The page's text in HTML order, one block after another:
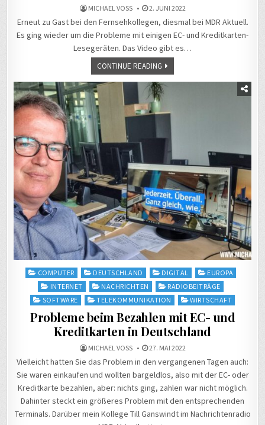
MICHAEL VOSS 2. JUNI 2022
Erneut zu Gast bei den Fernsehkollegen, diesmal bei MDR Aktuell.
Es ging wieder um die Probleme mit einigen EC- und Kreditkarten-
Lesegeräten. Das Video gibt es…
CONTINUE READING
PostedCOMPUTER DEUTSCHLAND DIGITAL
EUROPA
INTERNET
NACHRICHTEN
RADIOBEITRÄGE
SOFTWARE
TELEKOMMUNIKATION WIRTSCHAFT
Probleme beim Bezahlen mit EC- und
Kreditkarten in Deutschland
MICHAEL VOSS 27. MAI 2022
Vielleicht hatten Sie das Problem in den vergangenen Tagen auch:
Sie waren einkaufen und wollten bargeldlos, also mit der EC- oder
Kreditkarte bezahlen, aber: nichts ging, zahlen war nicht möglich.
Dahinter steckt ein größeres Problem mit den entsprechenden
Terminals. Darüber mein Kollege Till Ganswindt im Nachrichtenradio